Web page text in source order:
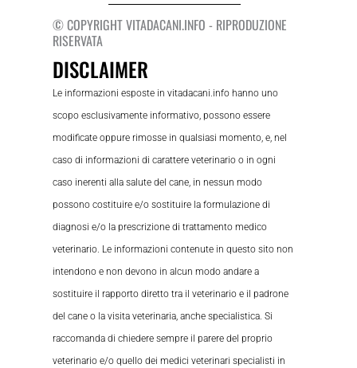
© COPYRIGHT VITADACANI.INFO - RIPRODUZIONE
RISERVATA
DISCLAIMER
Le informazioni esposte in vitadacani.info hanno uno
scopo esclusivamente informativo, possono essere
modificate oppure rimosse in qualsiasi momento, e, nel
caso di informazioni di carattere veterinario o in ogni
caso inerenti alla salute del cane, in nessun modo
possono costituire e/o sostituire la formulazione di
diagnosi e/o la prescrizione di trattamento medico
veterinario. Le informazioni contenute in questo sito non
intendono e non devono in alcun modo andare a
sostituire il rapporto diretto tra il veterinario e il padrone
del cane o la visita veterinaria, anche specialistica. Si
raccomanda di chiedere sempre il parere del proprio
veterinario e/o quello dei medici veterinari specialisti in